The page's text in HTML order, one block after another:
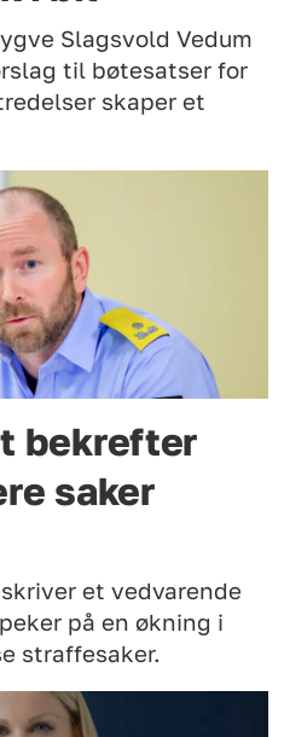
Slagsvold Vedum
til bøtesatser for
skaper et
bekrefter
saker
et vedvarende
på en økning i
straffesaker.